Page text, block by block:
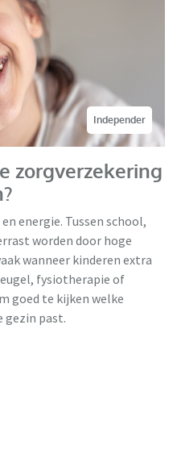
Independer
zorgverzekering
energie. Tussen school,
worden door hoge
wanneer kinderen extra
fysiotherapie of
goed te kijken welke
gezin past.